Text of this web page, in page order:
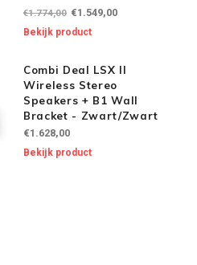
€1.774,00 €1.549,00
Bekijk product
Combi Deal LSX II
Wireless Stereo
Speakers + B1 Wall
Bracket - Zwart/Zwart
€1.628,00
Bekijk product